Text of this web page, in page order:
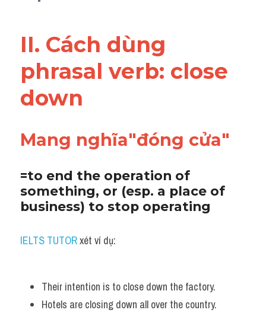
II. Cách dùng
phrasal verb: close
down
Mang nghĩa"đóng cửa"
=to end the operation of
something, or (esp. a place of
business) to stop operating
IELTS TUTOR xét ví dụ:
Their intention is to close down the factory.
Hotels are closing down all over the country.